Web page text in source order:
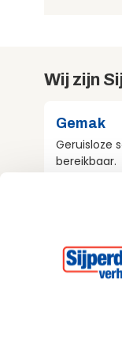
Wij zijn
Gemak
Geruisloze
bereikbaar.
project.